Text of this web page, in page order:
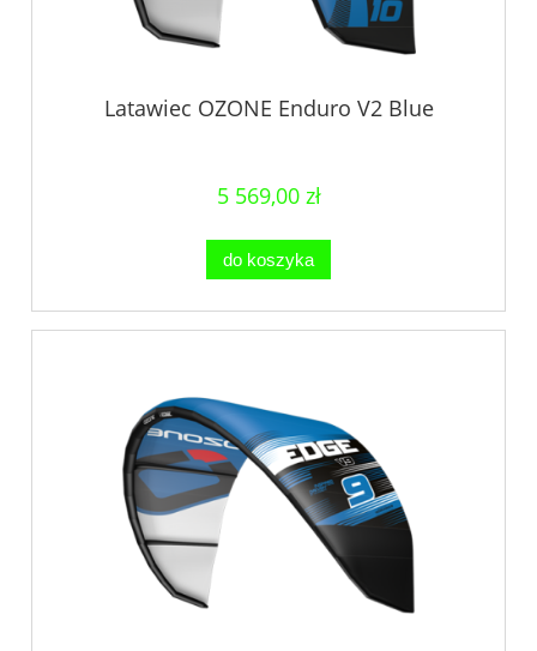
Latawiec OZONE Enduro V2 Blue
5 569,00 zł
do koszyka